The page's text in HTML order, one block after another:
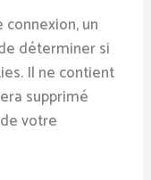
connexion, un
déterminer si
Il ne contient
supprimé
votre